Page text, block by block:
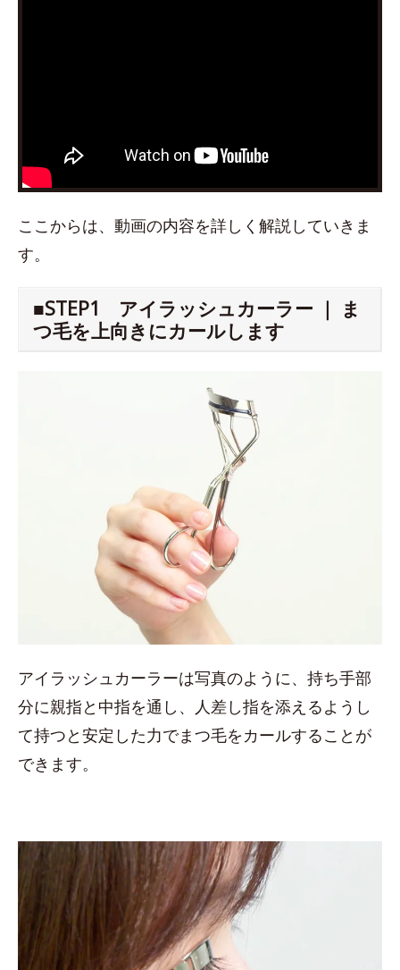
ここからは、動画の内容を詳しく解説していきま
す。
■STEP1 アイラッシュカーラー ｜ ま
つ毛を上向きにカールします
アイラッシュカーラーは写真のように、持ち手部
分に親指と中指を通し、人差し指を添えるようし
て持つと安定した力でまつ毛をカールすることが
できます。